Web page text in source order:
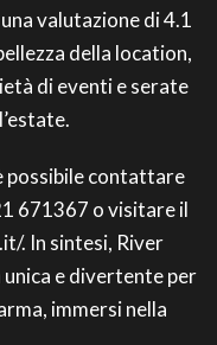
valutazione di 4.1
della location,
di eventi e serate
possibile contattare
671367 o visitare il
. In sintesi, River
unica e divertente per
immersi nella